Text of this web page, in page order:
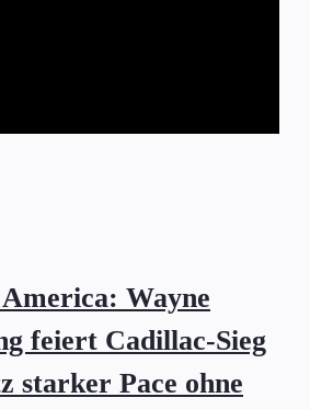
Wayne
feiert Cadillac-Sieg
starker Pace ohne